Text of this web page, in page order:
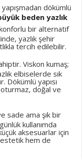
dökümlü
beden yazlık
konforlu bir alternatif
yazlık şehir
tercih edilebilir.
Viskon kumaş;
elbiselerde sık
yapısı
doğal ve
sade ama şık bir
kullanımda
aksesuarlar için
estetik hem de